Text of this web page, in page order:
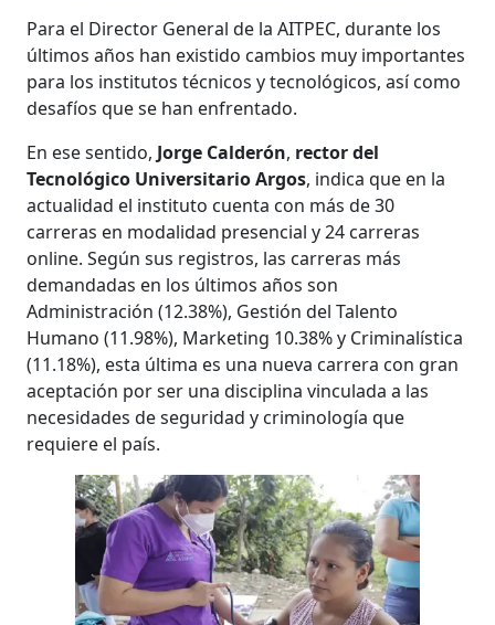
Para el Director General de la AITPEC, durante los
últimos años han existido cambios muy importantes
para los institutos técnicos y tecnológicos, así como
desafíos que se han enfrentado.
En ese sentido, Jorge Calderón, rector del
Tecnológico Universitario Argos, indica que en la
actualidad el instituto cuenta con más de 30
carreras en modalidad presencial y 24 carreras
online. Según sus registros, las carreras más
demandadas en los últimos años son
Administración (12.38%), Gestión del Talento
Humano (11.98%), Marketing 10.38% y Criminalística
(11.18%), esta última es una nueva carrera con gran
aceptación por ser una disciplina vinculada a las
necesidades de seguridad y criminología que
requiere el país.